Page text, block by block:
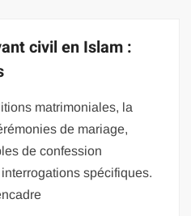
civil en Islam :
matrimoniales, la
de mariage,
de confession
spécifiques.